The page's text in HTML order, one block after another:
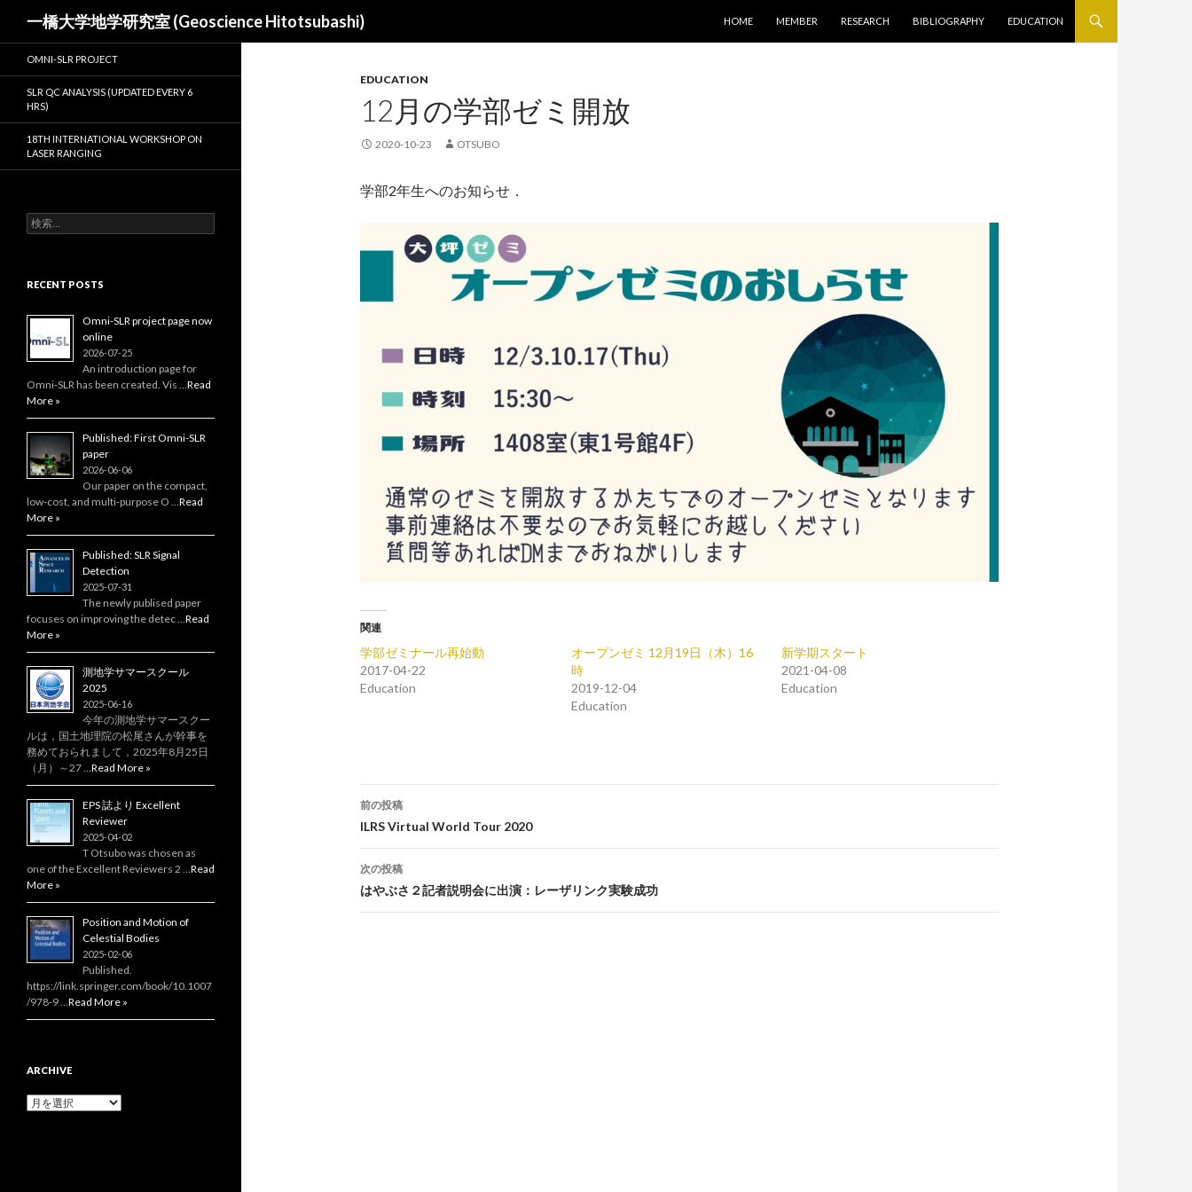
一橋大学地学研究室 (Geoscience Hitotsubashi)
HOME
MEMBER RESEARCH BIBLIOGRAPHY EDUCATION
EDUCATION
12月の学部ゼミ開放
2020-10-23 OTSUBO
学部2年生へのお知らせ．
関連
学部ゼミナール再始動
2017-04-22
Education
オープンゼミ 12月19日（木）16
時
2019-12-04
Education
新学期スタート
2021-04-08
Education
投
稿
ナ
ビ
ゲ
前の投稿
ILRS Virtual World Tour 2020
次の投稿
はやぶさ２記者説明会に出演：レーザリンク実験成功
OMNI-SLR PROJECT
SLR QC ANALYSIS (UPDATED EVERY 6
HRS)
18TH INTERNATIONAL WORKSHOP ON
LASER RANGING
検
索:
RECENT POSTS
Omni-SLR project page now
online
2026-07-25
An introduction page for
Omni‑SLR has been created. Vis …Read
More »
Published: First Omni-SLR
paper
2026-06-06
Our paper on the compact,
low‑cost, and multi‑purpose O …Read
More »
Published: SLR Signal
Detection
2025-07-31
The newly publised paper
focuses on improving the detec …Read
More »
測地学サマースクール
2025
2025-06-16
今年の測地学サマースクー
ルは，国土地理院の松尾さんが幹事を
務めておられまして，2025年8月25日
（月）～27 …Read More »
EPS 誌より Excellent
Reviewer
2025-04-02
T Otsubo was chosen as
one of the Excellent Reviewers 2 …Read
More »
Position and Motion of
Celestial Bodies
2025-02-06
Published.
https://link.springer.com/book/10.1007
/978-9 …Read More »
ARCHIVE
Archive